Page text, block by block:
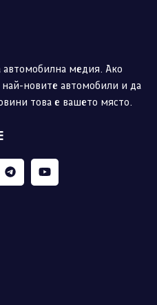
автомобилна медия. Ако
най-новите автомобили и да
това е вашето място.